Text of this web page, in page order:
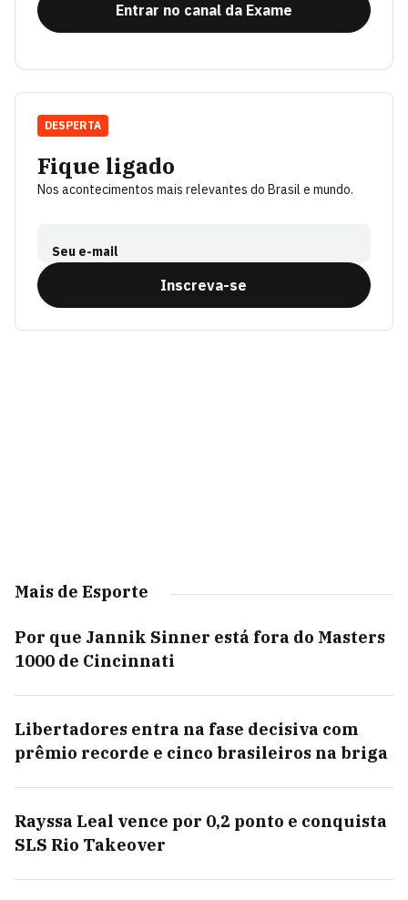
Entrar no canal da Exame
Fique ligado
Nos acontecimentos mais relevantes do Brasil e mundo.
Seu e-mail
Inscreva-se
DESPERTA
Mais de Esporte
Por que Jannik Sinner está fora do Masters
1000 de Cincinnati
Libertadores entra na fase decisiva com
prêmio recorde e cinco brasileiros na briga
Rayssa Leal vence por 0,2 ponto e conquista
SLS Rio Takeover